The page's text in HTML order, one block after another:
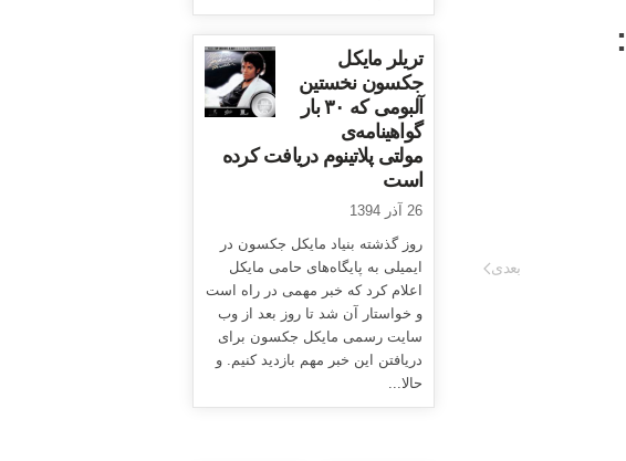
بعدی
تریلر مایکل
جکسون نخستین
آلبومی که ۳۰ بار
گواهینامه‌ی
مولتی پلاتینوم دریافت کرده
است
26 آذر 1394
روز گذشته بنیاد مایکل جکسون در
ایمیلی به پایگاه‌های حامی مایکل
اعلام کرد که خبر مهمی در راه است
و خواستار آن شد تا روز بعد از وب
سایت رسمی مایکل جکسون برای
دریافتن این خبر مهم بازدید کنیم. و
حالا...